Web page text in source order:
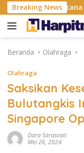
Langsung
ke
konten
Breaking News
RAM Berencana
Beranda Olahraga
Olahraga
Saksikan
Bulutangkis
Singapore
Dara Sarasvati
Mei 26, 2024